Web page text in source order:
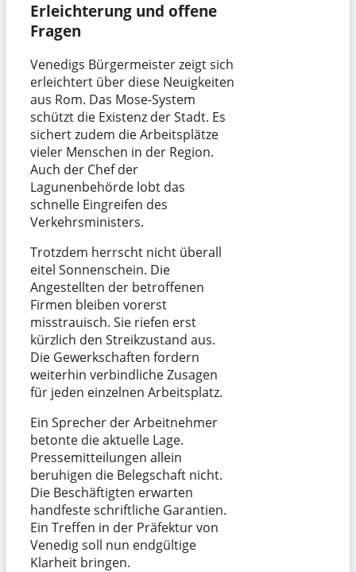
Erleichterung und offene
Fragen
Venedigs Bürgermeister zeigt sich
erleichtert über diese Neuigkeiten
aus Rom. Das Mose-System
schützt die Existenz der Stadt. Es
sichert zudem die Arbeitsplätze
vieler Menschen in der Region.
Auch der Chef der
Lagunenbehörde lobt das
schnelle Eingreifen des
Verkehrsministers.
Trotzdem herrscht nicht überall
eitel Sonnenschein. Die
Angestellten der betroffenen
Firmen bleiben vorerst
misstrauisch. Sie riefen erst
kürzlich den Streikzustand aus.
Die Gewerkschaften fordern
weiterhin verbindliche Zusagen
für jeden einzelnen Arbeitsplatz.
Ein Sprecher der Arbeitnehmer
betonte die aktuelle Lage.
Pressemitteilungen allein
beruhigen die Belegschaft nicht.
Die Beschäftigten erwarten
handfeste schriftliche Garantien.
Ein Treffen in der Präfektur von
Venedig soll nun endgültige
Klarheit bringen.